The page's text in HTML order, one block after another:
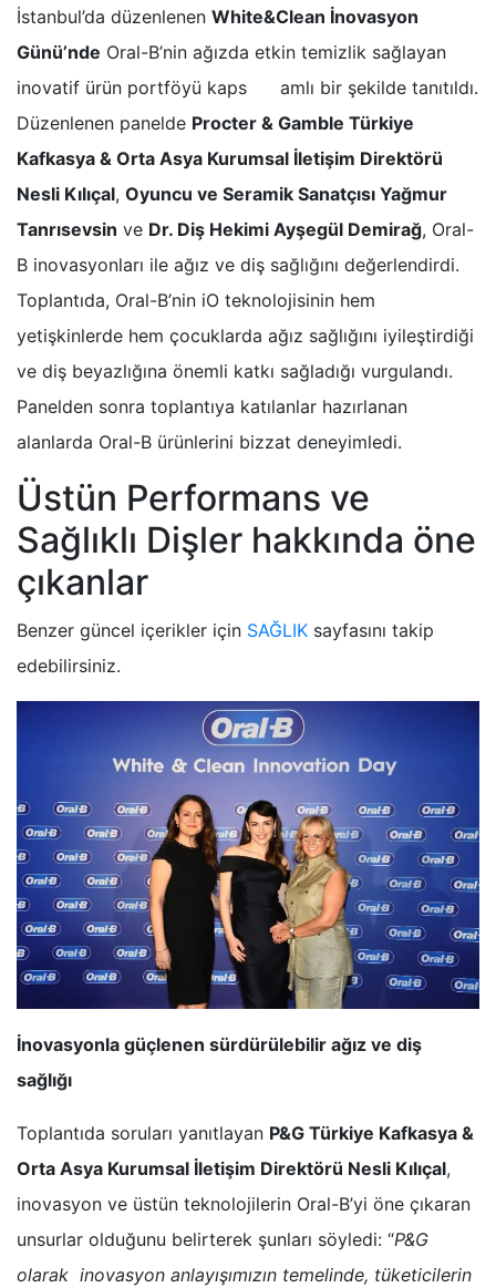
İstanbul’da düzenlenen White&Clean İnovasyon
Günü’nde Oral-B’nin ağızda etkin temizlik sağlayan
inovatif ürün portföyü kaps amlı bir şekilde tanıtıldı.
Düzenlenen panelde Procter & Gamble Türkiye
Kafkasya & Orta Asya Kurumsal İletişim Direktörü
Nesli Kılıçal, Oyuncu ve Seramik Sanatçısı Yağmur
Tanrısevsin ve Dr. Diş Hekimi Ayşegül Demirağ, Oral-
B inovasyonları ile ağız ve diş sağlığını değerlendirdi.
Toplantıda, Oral-B’nin iO teknolojisinin hem
yetişkinlerde hem çocuklarda ağız sağlığını iyileştirdiği
ve diş beyazlığına önemli katkı sağladığı vurgulandı.
Panelden sonra toplantıya katılanlar hazırlanan
alanlarda Oral-B ürünlerini bizzat deneyimledi.
Üstün Performans ve
Sağlıklı Dişler hakkında öne
çıkanlar
Benzer güncel içerikler için SAĞLIK sayfasını takip
edebilirsiniz.
İnovasyonla güçlenen sürdürülebilir ağız ve diş
sağlığı
Toplantıda soruları yanıtlayan P&G Türkiye Kafkasya &
Orta Asya Kurumsal İletişim Direktörü Nesli Kılıçal,
inovasyon ve üstün teknolojilerin Oral-B’yi öne çıkaran
unsurlar olduğunu belirterek şunları söyledi: “P&G
olarak inovasyon anlayışımızın temelinde, tüketicilerin